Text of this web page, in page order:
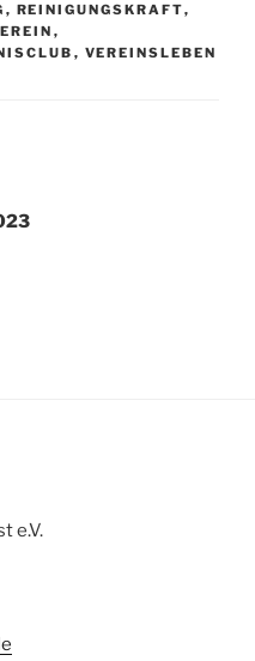
, REINIGUNGSKRAFT,
,
, VEREINSLEBEN
e.V.